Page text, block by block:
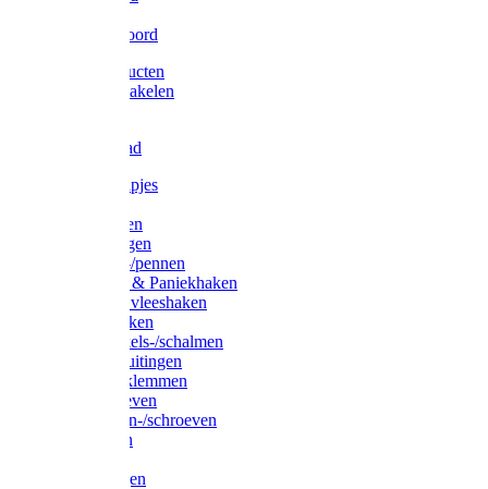
Elastisch koord
Afdekproducten
Heffen en takelen
Waslijndraad
Simplexknipjes
Sleutelringen
Gelaste ringen
Borgveren-/pennen
Musketons & Paniekhaken
S-haken & vleeshaken
Karabijnhaken
Noodschakels-/schalmen
Harp-/D-sluitingen
Staaldraadklemmen
Spanschroeven
Ringmoeren-/schroeven
Puntkousen
Aanlegringen